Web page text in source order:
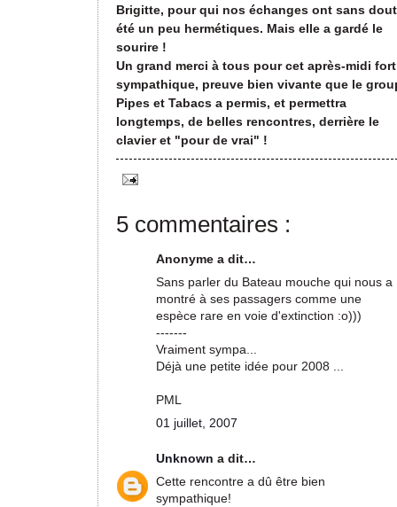
Brigitte, pour qui nos échanges ont sans
été un peu hermétiques. Mais elle a gardé le
sourire !
Un grand merci à tous pour cet après-midi fort
sympathique, preuve bien vivante que le
Pipes et Tabacs a permis, et permettra
longtemps, de belles rencontres, derrière le
clavier et "pour de vrai" !
5 commentaires :
Anonyme a dit…
Sans parler du Bateau mouche qui nous a
montré à ses passagers comme une
espèce rare en voie d'extinction :o)))
-------
Vraiment sympa...
Déjà une petite idée pour 2008 ...
PML
01 juillet, 2007
Unknown a dit…
Cette rencontre a dû être bien
sympathique!